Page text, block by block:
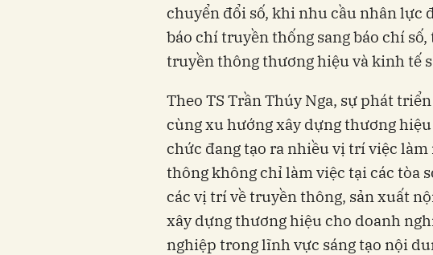
chuyển đổi số, khi nhu cầu nhân lực
báo chí truyền thống sang báo chí
truyền thông thương hiệu và kinh tế
Theo TS Trần Thúy Nga, sự phát
cùng xu hướng xây dựng thương
chức đang tạo ra nhiều vị trí việc
thông không chỉ làm việc tại các tòa
các vị trí về truyền thông, sản xuất
xây dựng thương hiệu cho doanh
nghiệp trong lĩnh vực sáng tạo nội